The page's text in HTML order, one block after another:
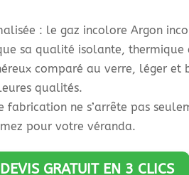
: le gaz incolore Argon
sa qualité isolante, thermique
comparé au verre, léger et
qualités.
ne s’arrête pas
pour votre véranda.
DEVIS GRATUIT EN 3 CLICS